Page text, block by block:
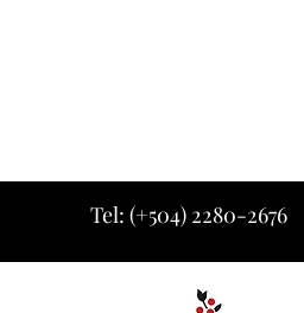
Tel: (+504) 2280-2676